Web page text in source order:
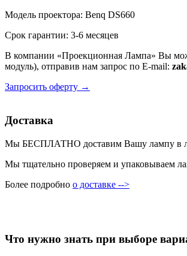
Модель проектора: Benq DS660
Срок гарантии: 3-6 месяцев
В компании «Проекционная Лампа» Вы
модуль), отправив нам запрос по E-mail:
Запросить оферту →
Доставка
Мы БЕСПЛАТНО доставим Вашу лампу в
Мы тщательно проверяем и упаковываем
Более подробно о доставке -->
Что нужно знать при выборе